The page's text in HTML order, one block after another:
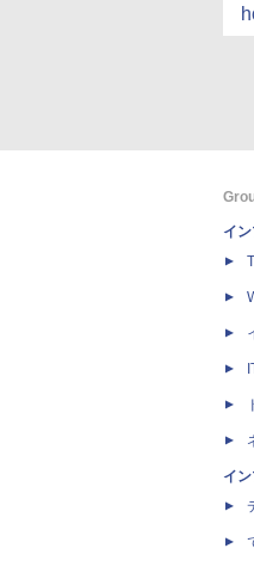
イ
イ